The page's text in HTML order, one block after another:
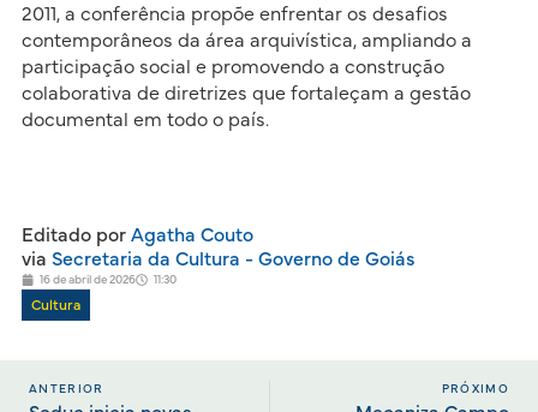
2011, a conferência propõe enfrentar os desafios
contemporâneos da área arquivística, ampliando a
participação social e promovendo a construção
colaborativa de diretrizes que fortaleçam a gestão
documental em todo o país.
Editado porAgatha Couto
via Secretaria da Cultura - Governo de Goiás
16 de abril de 2026 11:30
Cultura
ANTERIOR PRÓXIMO